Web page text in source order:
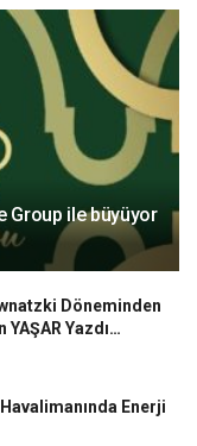
Group ile büyüyor
Döneminden
YAŞAR Yazdı…
Enerji